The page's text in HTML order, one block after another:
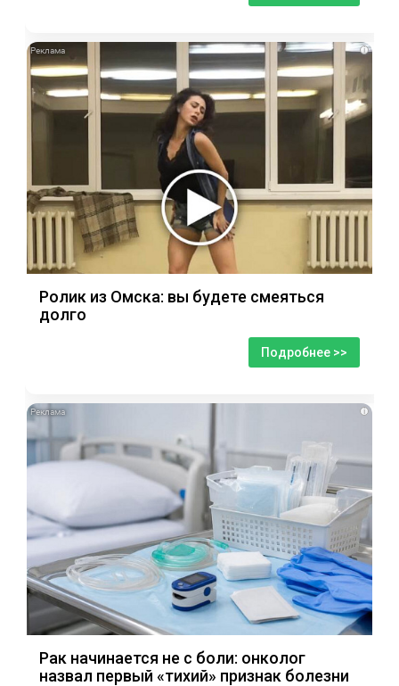
i
Ролик из Омска: вы будете смеяться
долго
Подробнее >>
i
Рак начинается не с боли: онколог
назвал первый «тихий» признак болезни